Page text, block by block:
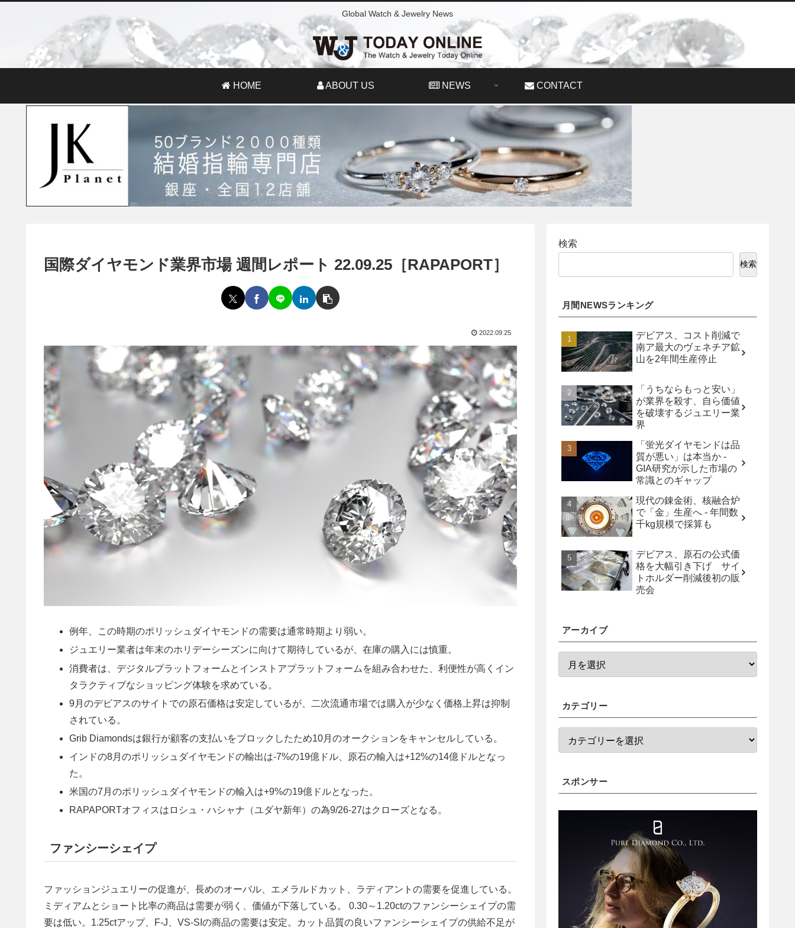
Global Watch & Jewelry News
HOME ABOUT US NEWS CONTACT
国際ダイヤモンド業界市場 週間レポート 22.09.25［RAPAPORT］
2022.09.25
例年、この時期のポリッシュダイヤモンドの需要は通常時期より弱い。
ジュエリー業者は年末のホリデーシーズンに向けて期待しているが、在庫の購入には慎重。
消費者は、デジタルプラットフォームとインストアプラットフォームを組み合わせた、利便性が高くイン
タラクティブなショッピング体験を求めている。
9月のデビアスのサイトでの原石価格は安定しているが、二次流通市場では購入が少なく価格上昇は抑制
されている。
Grib Diamondsは銀行が顧客の支払いをブロックしたため10月のオークションをキャンセルしている。
インドの8月のポリッシュダイヤモンドの輸出は-7%の19億ドル、原石の輸入は+12%の14億ドルとなっ
た。
米国の7月のポリッシュダイヤモンドの輸入は+9%の19億ドルとなった。
RAPAPORTオフィスはロシュ・ハシャナ（ユダヤ新年）の為9/26-27はクローズとなる。
ファンシーシェイプ
ファッションジュエリーの促進が、長めのオーバル、エメラルドカット、ラディアントの需要を促進している。
ミディアムとショート比率の商品は需要が弱く、価値が下落している。 0.30～1.20ctのファンシーシェイプの需
要は低い。1.25ctアップ、F-J、VS-SIの商品の需要は安定。カット品質の良いファンシーシェイプの供給不足が
検索
検索
月間NEWSランキング
デビアス、コスト削減で
南ア最大のヴェネチア鉱
山を2年間生産停止
「うちならもっと安い」
が業界を殺す、自ら価値
を破壊するジュエリー業
界
「蛍光ダイヤモンドは品
質が悪い」は本当か -
GIA研究が示した市場の
常識とのギャップ
現代の錬金術、核融合炉
で「金」生産へ - 年間数
千kg規模で採算も
デビアス、原石の公式価
格を大幅引き下げ サイ
トホルダー削減後初の販
売会
アーカイブ
カテゴリー
スポンサー